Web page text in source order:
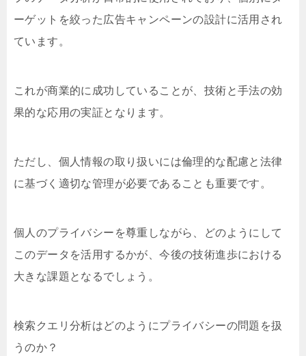
ーゲットを絞った広告キャンペーンの設計に活用され
ています。
これが商業的に成功していることが、技術と手法の効
果的な応用の実証となります。
ただし、個人情報の取り扱いには倫理的な配慮と法律
に基づく適切な管理が必要であることも重要です。
個人のプライバシーを尊重しながら、どのようにして
このデータを活用するかが、今後の技術進歩における
大きな課題となるでしょう。
検索クエリ分析はどのようにプライバシーの問題を扱
うのか？